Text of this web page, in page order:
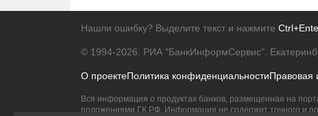
Нашли ошибку? Выделите текст и нажмите
© 1994-2026. РИА "БанкИнформСервис".
О проектеПолитика конфиденциальностиПравовая
Вся информация о продуктах банков, размещенная на
положениями ГК РФ. Информация не содержит точного и